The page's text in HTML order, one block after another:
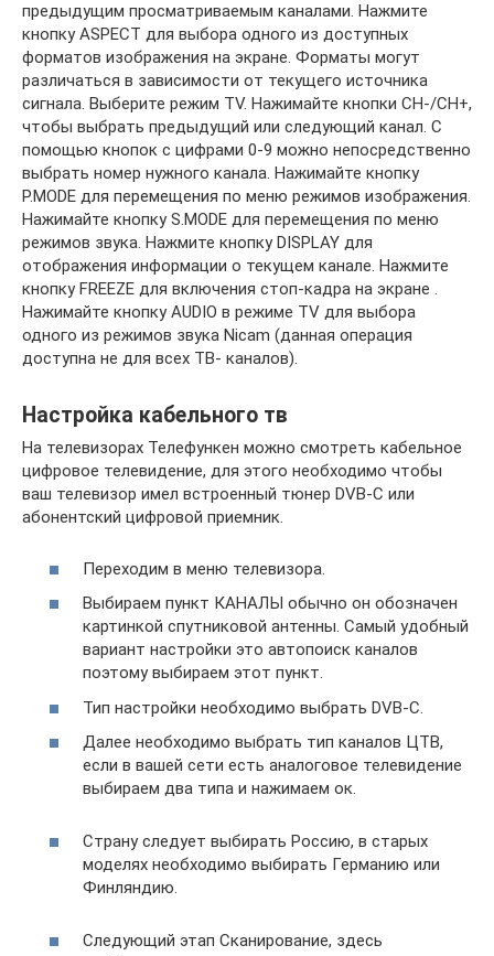
предыдущим просматриваемым каналами. Нажмите
кнопку ASPECT для выбора одного из доступных
форматов изображения на экране. Форматы могут
различаться в зависимости от текущего источника
сигнала. Выберите режим TV. Нажимайте кнопки CH-/CH+,
чтобы выбрать предыдущий или следующий канал. С
помощью кнопок с цифрами 0-9 можно непосредственно
выбрать номер нужного канала. Нажимайте кнопку
P.MODE для перемещения по меню режимов изображения.
Нажимайте кнопку S.MODE для перемещения по меню
режимов звука. Нажмите кнопку DISPLAY для
отображения информации о текущем канале. Нажмите
кнопку FREEZE для включения стоп-кадра на экране .
Нажимайте кнопку AUDIO в режиме TV для выбора
одного из режимов звука Nicam (данная операция
доступна не для всех ТВ- каналов).
Настройка кабельного тв
На телевизорах Телефункен можно смотреть кабельное
цифровое телевидение, для этого необходимо чтобы
ваш телевизор имел встроенный тюнер DVB-C или
абонентский цифровой приемник.
Переходим в меню телевизора.
Выбираем пункт КАНАЛЫ обычно он обозначен
картинкой спутниковой антенны. Самый удобный
вариант настройки это автопоиск каналов
поэтому выбираем этот пункт.
Тип настройки необходимо выбрать DVB-C.
Далее необходимо выбрать тип каналов ЦТВ,
если в вашей сети есть аналоговое телевидение
выбираем два типа и нажимаем ок.
Страну следует выбирать Россию, в старых
моделях необходимо выбирать Германию или
Финляндию.
Следующий этап Сканирование, здесь